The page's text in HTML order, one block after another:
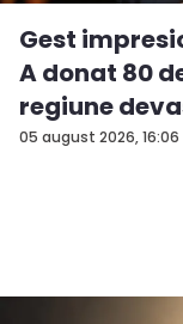
05 august 2026, 16:06
Gest
A donat 80
regiune